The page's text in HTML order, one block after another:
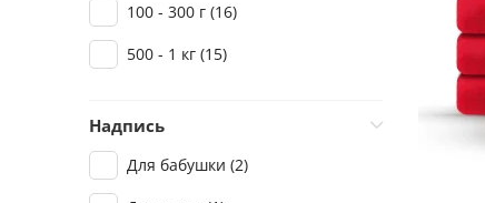
100 - 300 г (16)
500 - 1 кг (15)
Надпись
Для бабушки (2)